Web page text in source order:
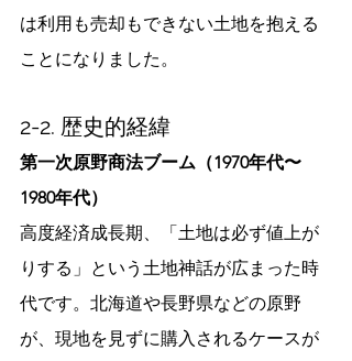
は利用も売却もできない土地を抱える
ことになりました。
2-2. 歴史的経緯
第一次原野商法ブーム（1970年代〜
1980年代）
高度経済成長期、「土地は必ず値上が
りする」という土地神話が広まった時
代です。北海道や長野県などの原野
が、現地を見ずに購入されるケースが